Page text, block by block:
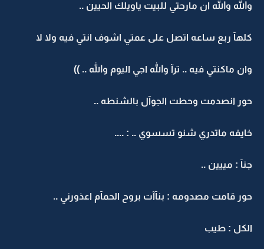
والله والله ان مارحتي للبيت ياويلك الحيين ..
كلهآ ربع ساعه اتصل على عمتي اشوف انتي فيه ولا لا
وان ماكنتي فيه .. ترآ والله اجي اليوم والله .. ))
حور انصدمت وحطت الجوآل بالشنطه ..
خايفه ماتدري شنو تسسوي .. : ....
جنآ : مييين ..
حور قامت مصدومه : بنآآت بروح الحمآم اعذورني ..
الكل : طيب